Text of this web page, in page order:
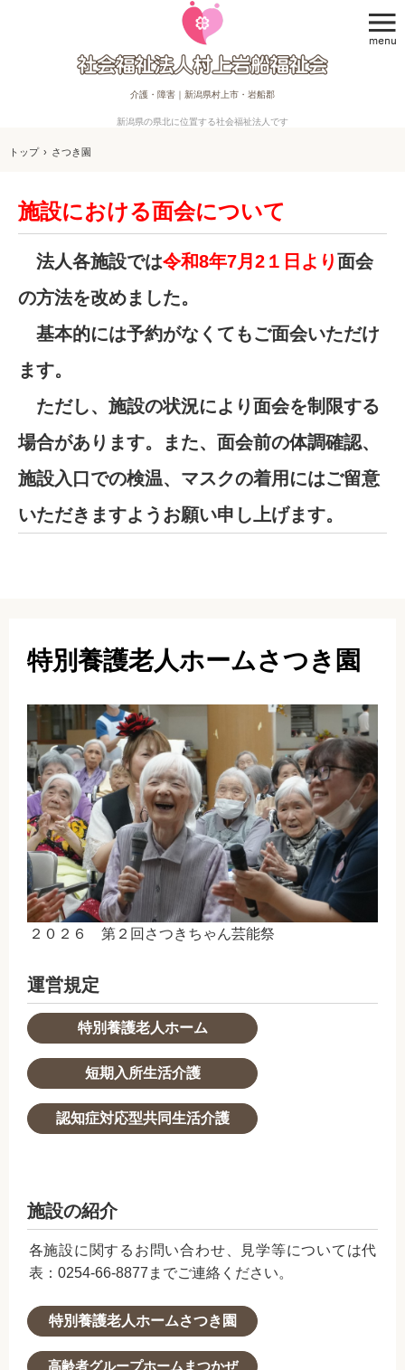
介護・障害｜新潟県村上市・岩船郡
新潟県の県北に位置する社会福祉法人です
トップ › さつき園
施設における面会について
法人各施設では令和8年7月2１日より面会
の方法を改めました。
基本的には予約がなくてもご面会いただけ
ます。
ただし、施設の状況により面会を制限する
場合があります。また、面会前の体調確認、
施設入口での検温、マスクの着用にはご留意
いただきますようお願い申し上げます。
特別養護老人ホームさつき園
２０２６ 第２回さつきちゃん芸能祭
運営規定
特別養護老人ホーム
短期入所生活介護
認知症対応型共同生活介護
施設の紹介
各施設に関するお問い合わせ、見学等については代
表：0254-66-8877までご連絡ください。
特別養護老人ホームさつき園
高齢者グループホームまつかぜ